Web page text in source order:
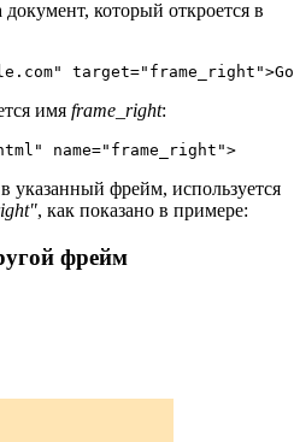
который откроется в
имя frame_right:
name="frame_right">
указанный фрейм, используется
, как показано в примере:
фрейм